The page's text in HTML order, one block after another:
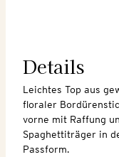
Details
Leichtes Top aus
floraler
vorne mit Raffung
Spaghettiträger in
Passform.